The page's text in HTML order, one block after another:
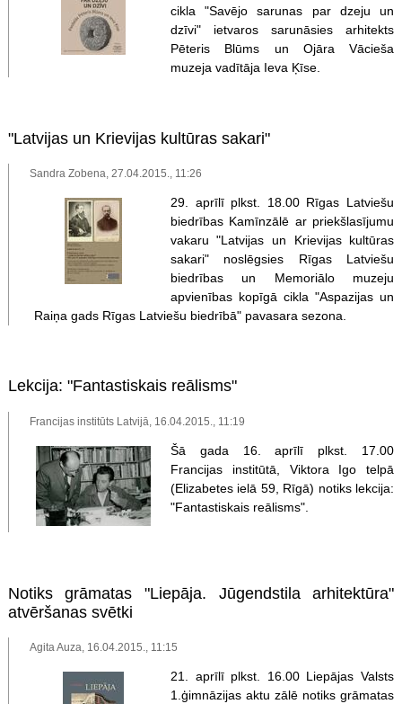
cikla "Savējo sarunas par dzeju un
dzīvi" ietvaros sarunāsies arhitekts
Pēteris Blūms un Ojāra Vācieša
muzeja vadītāja Ieva Ķīse.
"Latvijas un Krievijas kultūras sakari"
Sandra Zobena, 27.04.2015., 11:26
29. aprīlī plkst. 18.00 Rīgas Latviešu
biedrības Kamīnzālē ar priekšlasījumu
vakaru "Latvijas un Krievijas kultūras
sakari" noslēgsies Rīgas Latviešu
biedrības un Memoriālo muzeju
apvienības kopīgā cikla "Aspazijas un
Raiņa gads Rīgas Latviešu biedrībā" pavasara sezona.
Lekcija: "Fantastiskais reālisms"
Francijas institūts Latvijā, 16.04.2015., 11:19
Šā gada 16. aprīlī plkst. 17.00
Francijas institūtā, Viktora Igo telpā
(Elizabetes ielā 59, Rīgā) notiks lekcija:
"Fantastiskais reālisms".
Notiks grāmatas "Liepāja. Jūgendstila arhitektūra"
atvēršanas svētki
Agita Auza, 16.04.2015., 11:15
21. aprīlī plkst. 16.00 Liepājas Valsts
1.ģimnāzijas aktu zālē notiks grāmatas